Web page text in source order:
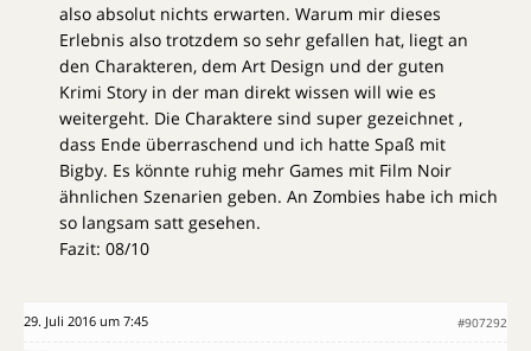
also absolut nichts erwarten. Warum mir dieses
Erlebnis also trotzdem so sehr gefallen hat, liegt an
den Charakteren, dem Art Design und der guten
Krimi Story in der man direkt wissen will wie es
weitergeht. Die Charaktere sind super gezeichnet ,
dass Ende überraschend und ich hatte Spaß mit
Bigby. Es könnte ruhig mehr Games mit Film Noir
ähnlichen Szenarien geben. An Zombies habe ich mich
so langsam satt gesehen.
Fazit: 08/10
29. Juli 2016 um 7:45 #907292